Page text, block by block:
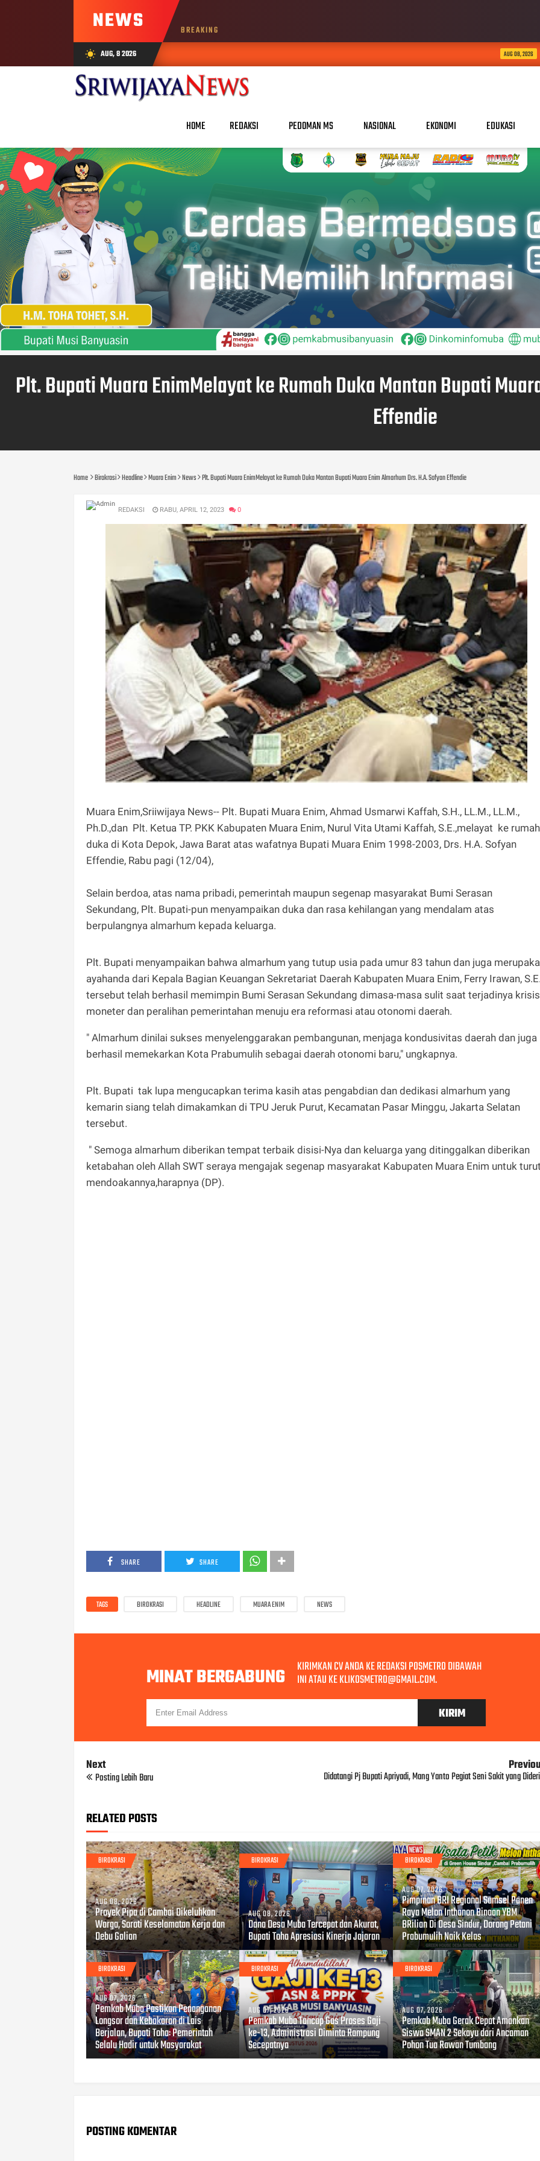
NEWS BREAKING
wb_sunny AUG, 8 2026 Proyek Pipa di Cambai
HOME REDAKSI PEDOMAN MS NASIONAL EKONOMI EDUKASI
Plt. Bupati Muara EnimMelayat ke Rumah Duka Mantan Bupati
Effendie
Home Birokrasi Headline Muara Enim News Plt. Bupati Muara EnimMelayat ke Rumah Duka Mantan Bupati Muara Enim Almarhum Drs. H.A. Sofyan Effendie
REDAKSI RABU, APRIL 12, 2023 0
Muara Enim,Sriiwijaya News-- Plt. Bupati Muara Enim, Ahmad Usmarwi Kaffah, S.H., LL.M., LL.M.,
Ph.D.,dan Plt. Ketua TP. PKK Kabupaten Muara Enim, Nurul Vita Utami Kaffah, S.E.,melayat ke rumah
duka di Kota Depok, Jawa Barat atas wafatnya Bupati Muara Enim 1998-2003, Drs. H.A. Sofyan
Effendie, Rabu pagi (12/04),
Selain berdoa, atas nama pribadi, pemerintah maupun segenap masyarakat Bumi Serasan
Sekundang, Plt. Bupati-pun menyampaikan duka dan rasa kehilangan yang mendalam atas
berpulangnya almarhum kepada keluarga.
Plt. Bupati menyampaikan bahwa almarhum yang tutup usia pada umur 83 tahun dan juga
ayahanda dari Kepala Bagian Keuangan Sekretariat Daerah Kabupaten Muara Enim, Ferry Irawan,
tersebut telah berhasil memimpin Bumi Serasan Sekundang dimasa-masa sulit saat terjadinya krisis
moneter dan peralihan pemerintahan menuju era reformasi atau otonomi daerah.
" Almarhum dinilai sukses menyelenggarakan pembangunan, menjaga kondusivitas daerah dan juga
berhasil memekarkan Kota Prabumulih sebagai daerah otonomi baru," ungkapnya.
Plt. Bupati tak lupa mengucapkan terima kasih atas pengabdian dan dedikasi almarhum yang
kemarin siang telah dimakamkan di TPU Jeruk Purut, Kecamatan Pasar Minggu, Jakarta Selatan
tersebut.
" Semoga almarhum diberikan tempat terbaik disisi-Nya dan keluarga yang ditinggalkan diberikan
ketabahan oleh Allah SWT seraya mengajak segenap masyarakat Kabupaten Muara Enim untuk
mendoakannya,harapnya (DP).
SHARE SHARE
TAGS BIROKRASI HEADLINE MUARA ENIM NEWS
MINAT BERGABUNG KIRIMKAN CV ANDA KE REDAKSI POSMETRO DIBAWAH
INI ATAU KE KLIKOSMETRO@GMAIL.COM.
Next
Posting Lebih Baru Didatangi Pj Bupati Apriyadi, Mang Yanto Pegiat Seni Sakit yang
RELATED POSTS
BIROKRASI
AUG 08, 2026
Proyek Pipa di Cambai Dikeluhkan
Warga, Soroti Keselamatan Kerja dan
Debu Galian
BIROKRASI
AUG 08, 2026
Dana Desa Muba Tercepat dan Akurat,
Bupati Toha Apresiasi Kinerja Jajaran
BIROKRASI
AUG 07, 2026
Pimpinan BRI Regional Sumsel Panen
Raya Melon Inthanon Binaan YBM
BRilian Di Desa Sindur, Dorong Petani
Prabumulih Naik Kelas
BIROKRASI
AUG 07, 2026
Pemkab Muba Pastikan Penanganan
Longsor dan Kebakaran di Lais
Berjalan, Bupati Toha: Pemerintah
Selalu Hadir untuk Masyarakat
BIROKRASI
AUG 07, 2026
Pemkab Muba Tancap Gas Proses Gaji
ke-13, Administrasi Diminta Rampung
Secepatnya
BIROKRASI
AUG 07, 2026
Pemkab Muba Gerak Cepat Amankan
Siswa SMAN 2 Sekayu dari Ancaman
Pohon Tua Rawan Tumbang
POSTING KOMENTAR